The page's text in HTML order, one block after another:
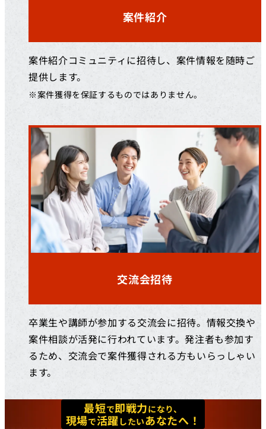
案件紹介
案件紹介コミュニティに招待し、案件情報を随時ご
提供します。
※案件獲得を保証するものではありません。
交流会招待
卒業生や講師が参加する交流会に招待。情報交換や
案件相談が活発に行われています。発注者も参加す
るため、交流会で案件獲得される方もいらっしゃい
ます。
最短で即戦力になり、
現場で活躍 したいあなたへ！